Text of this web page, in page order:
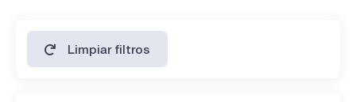
Limpiar filtros